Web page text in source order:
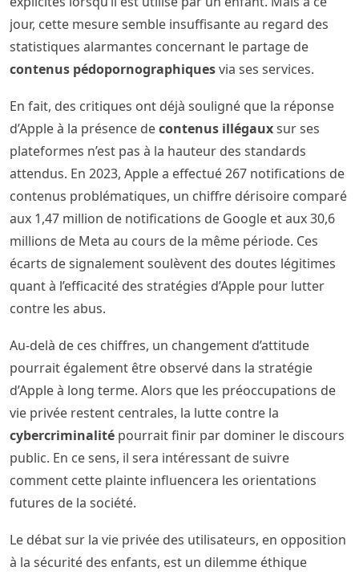
jour, cette mesure semble insuffisante au regard des
statistiques alarmantes concernant le partage de
contenus pédopornographiquesvia ses services.
En fait, des critiques ont déjà souligné que la réponse
d’Apple à la présence decontenus illégauxsur ses
plateformes n’est pas à la hauteur des standards
attendus. En 2023, Apple a effectué 267 notifications de
contenus problématiques, un chiffre dérisoire comparé
aux 1,47 million de notifications de Google et aux 30,6
millions de Meta au cours de la même période. Ces
écarts de signalement soulèvent des doutes légitimes
quant à l’efficacité des stratégies d’Apple pour lutter
contre les abus.
Au-delà de ces chiffres, un changement d’attitude
pourrait également être observé dans la stratégie
d’Apple à long terme. Alors que les préoccupations de
vie privée restent centrales, la lutte contre la
cybercriminalité pourrait finir par dominer le discours
public. En ce sens, il sera intéressant de suivre
comment cette plainte influencera les orientations
futures de la société.
Le débat sur la vie privée des utilisateurs, en opposition
à la sécurité des enfants, est un dilemme éthique